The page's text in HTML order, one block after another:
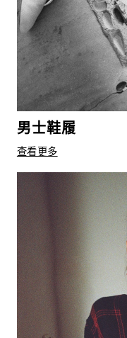
男士鞋履
查看更多